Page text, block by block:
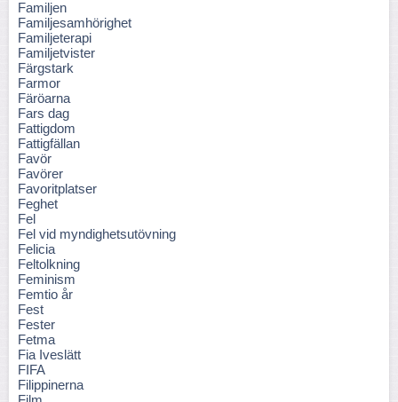
Familjen
Familjesamhörighet
Familjeterapi
Familjetvister
Färgstark
Farmor
Färöarna
Fars dag
Fattigdom
Fattigfällan
Favör
Favörer
Favoritplatser
Feghet
Fel
Fel vid myndighetsutövning
Felicia
Feltolkning
Feminism
Femtio år
Fest
Fester
Fetma
Fia Iveslätt
FIFA
Filippinerna